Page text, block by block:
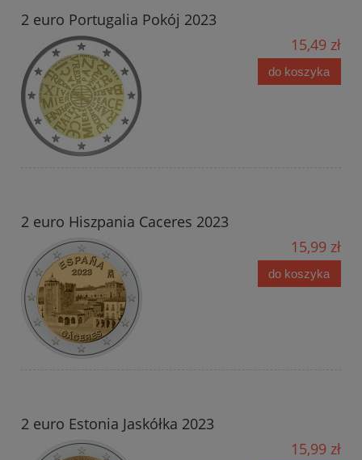
2 euro Portugalia Pokój 2023
15,49 zł
do koszyka
2 euro Hiszpania Caceres 2023
15,99 zł
do koszyka
2 euro Estonia Jaskółka 2023
15,99 zł